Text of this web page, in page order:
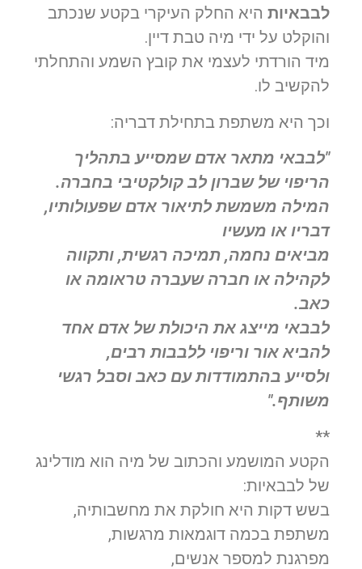
לבבאיות היא החלק העיקרי בקטע שנכתב
והוקלט על ידי מיה טבת דיין.
מיד הורדתי לעצמי את קובץ השמע והתחלתי
להקשיב לו.
וכך היא משתפת בתחילת דבריה:
"לבבאי מתאר אדם שמסייע בתהליך
הריפוי של שברון לב קולקטיבי בחברה.
המילה משמשת לתיאור אדם שפעולותיו,
דבריו או מעשיו
מביאים נחמה, תמיכה רגשית, ותקווה
לקהילה או חברה שעברה טראומה או
כאב.
לבבאי מייצג את היכולת של אדם אחד
להביא אור וריפוי ללבבות רבים,
ולסייע בהתמודדות עם כאב וסבל רגשי
משותף."
**
הקטע המושמע והכתוב של מיה הוא מודלינג
של לבבאיות:
בשש דקות היא חולקת את מחשבותיה,
משתפת בכמה דוגמאות מרגשות,
מפרגנת למספר אנשים,